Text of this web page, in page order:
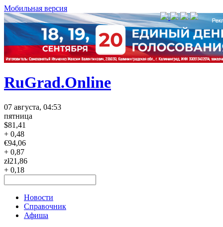
Мобильная версия
RuGrad.Online
07 августа, 04:53
пятница
$81,41
+ 0,48
€94,06
+ 0,87
zł21,86
+ 0,18
Новости
Справочник
Афиша